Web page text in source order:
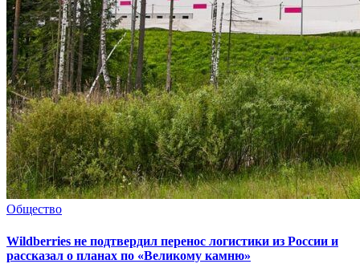
Общество
Wildberries не подтвердил перенос логистики из России и
рассказал о планах по «Великому камню»